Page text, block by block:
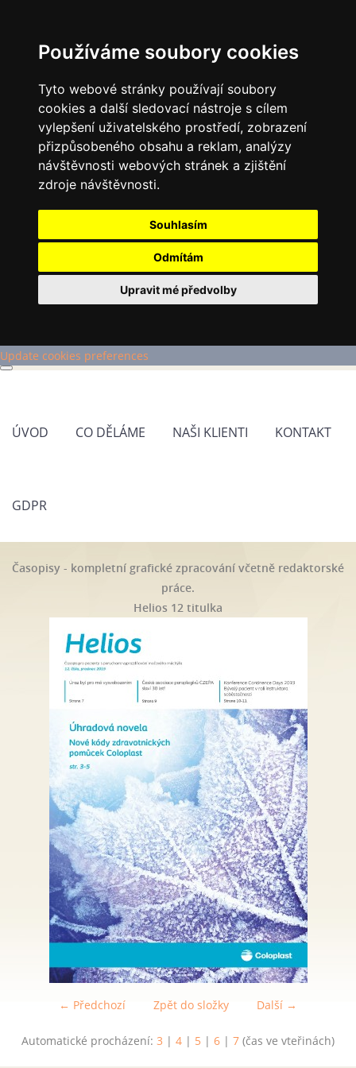
Používáme soubory cookies
Tyto webové stránky používají soubory
cookies a další sledovací nástroje s cílem
vylepšení uživatelského prostředí, zobrazení
přizpůsobeného obsahu a reklam, analýzy
návštěvnosti webových stránek a zjištění
zdroje návštěvnosti.
Souhlasím
Odmítám
Upravit mé předvolby
Update cookies preferences
ÚVOD CO DĚLÁME NAŠI KLIENTI KONTAKT
GDPR
Časopisy - kompletní grafické zpracování včetně redaktorské
práce.
Helios 12 titulka
← Předchozí Další →
Zpět do složky
Automatické procházení: 3 | 4 | 5 | 6 | 7 (čas ve vteřinách)